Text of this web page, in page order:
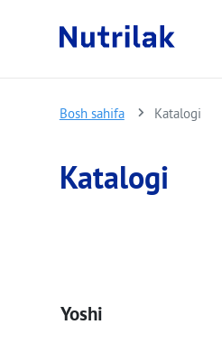
Bosh sahifa Katalogi
Katalogi
Yoshi